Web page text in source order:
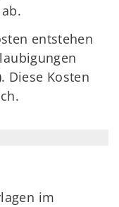
entstehen
Diese Kosten
im